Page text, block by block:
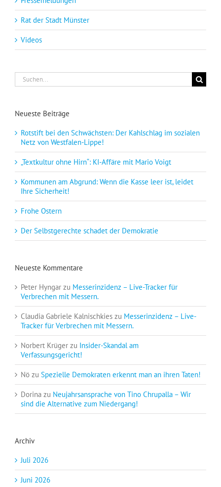
Rat der Stadt Münster
Videos
Suche
nach:
Neueste Beiträge
Rotstift bei den Schwächsten: Der Kahlschlag im sozialen
Netz von Westfalen-Lippe!
„Textkultur ohne Hirn“: KI-Affäre mit Mario Voigt
Kommunen am Abgrund: Wenn die Kasse leer ist, leidet
Ihre Sicherheit!
Frohe Ostern
Der Selbstgerechte schadet der Demokratie
Neueste Kommentare
Peter Hyngar zu Messerinzidenz – Live-Tracker für
Verbrechen mit Messern.
Claudia Gabriele Kalnischkies zu Messerinzidenz – Live-
Tracker für Verbrechen mit Messern.
Norbert Krüger zu Insider-Skandal am
Verfassungsgericht!
Nö zu Spezielle Demokraten erkennt man an ihren Taten!
Dorina zu Neujahrsansprache von Tino Chrupalla – Wir
sind die Alternative zum Niedergang!
Archiv
Juli 2026
Juni 2026